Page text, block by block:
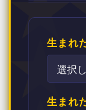
生まれ
生まれ